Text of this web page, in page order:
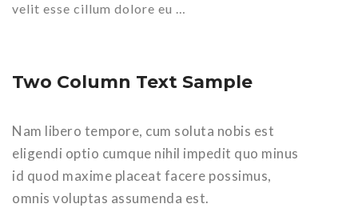
velit esse cillum dolore eu …
Two Column Text Sample
Nam libero tempore, cum soluta nobis est
eligendi optio cumque nihil impedit quo minus
id quod maxime placeat facere possimus,
omnis voluptas assumenda est.